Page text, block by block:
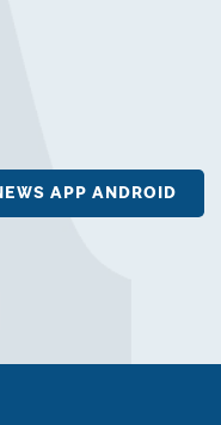
APP ANDROID